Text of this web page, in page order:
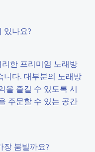
있나요?
한 프리미엄 노래방
니다. 대부분의 노래방
을 즐길 수 있도록 시
주문할 수 있는 공간
장 붐빌까요?